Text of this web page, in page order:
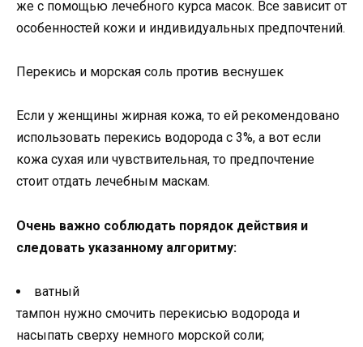
же с помощью лечебного курса масок. Все зависит от
особенностей кожи и индивидуальных предпочтений.
Перекись и морская соль против веснушек
Если у женщины жирная кожа, то ей рекомендовано
использовать перекись водорода с 3%, а вот если
кожа сухая или чувствительная, то предпочтение
стоит отдать лечебным маскам.
Очень важно соблюдать порядок действия и
следовать указанному алгоритму:
ватный
тампон нужно смочить перекисью водорода и
насыпать сверху немного морской соли;